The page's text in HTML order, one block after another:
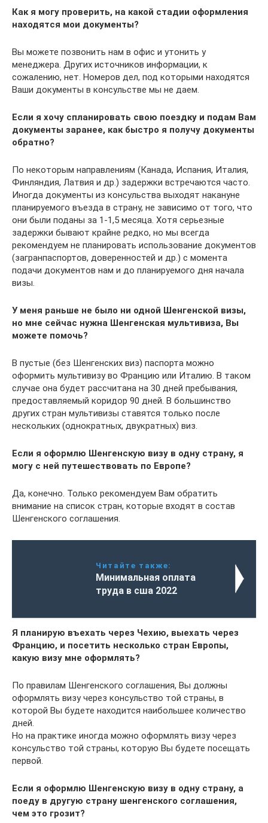
Как я могу проверить, на какой стадии оформления
находятся мои документы?
Вы можете позвонить нам в офис и утонить у
менеджера. Других источников информации, к
сожалению, нет. Номеров дел, под которыми находятся
Ваши документы в консульстве мы не даем.
Если я хочу спланировать свою поездку и подам Вам
документы заранее, как быстро я получу документы
обратно?
По некоторым направлениям (Канада, Испания, Италия,
Финляндия, Латвия и др.) задержки встречаются часто.
Иногда документы из консульства выходят накануне
планируемого въезда в страну, не зависимо от того, что
они были поданы за 1-1,5 месяца. Хотя серьезные
задержки бывают крайне редко, но мы всегда
рекомендуем не планировать использование документов
(загранпаспортов, доверенностей и др.) с момента
подачи документов нам и до планируемого дня начала
визы.
У меня раньше не было ни одной Шенгенской визы,
но мне сейчас нужна Шенгенская мультивиза, Вы
можете помочь?
В пустые (без Шенгенских виз) паспорта можно
оформить мультивизу во Францию или Италию. В таком
случае она будет рассчитана на 30 дней пребывания,
предоставляемый коридор 90 дней. В большинство
других стран мультивизы ставятся только после
нескольких (однократных, двукратных) виз.
Если я оформлю Шенгенскую визу в одну страну, я
могу с ней путешествовать по Европе?
Да, конечно. Только рекомендуем Вам обратить
внимание на список стран, которые входят в состав
Шенгенского соглашения.
Читайте также:
Минимальная оплата
труда в сша 2022
Я планирую въехать через Чехию, выехать через
Францию, и посетить несколько стран Европы,
какую визу мне оформлять?
По правилам Шенгенского соглашения, Вы должны
оформлять визу через консульство той страны, в
которой Вы будете находится наибольшее количество
дней.
Но на практике иногда можно оформлять визу через
консульство той страны, которую Вы будете посещать
первой.
Если я оформлю Шенгенскую визу в одну страну, а
поеду в другую страну шенгенского соглашения,
чем это грозит?